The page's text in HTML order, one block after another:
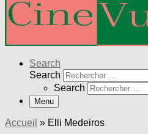
Search
Search
Search
Menu
Accueil » Elli Medeiros